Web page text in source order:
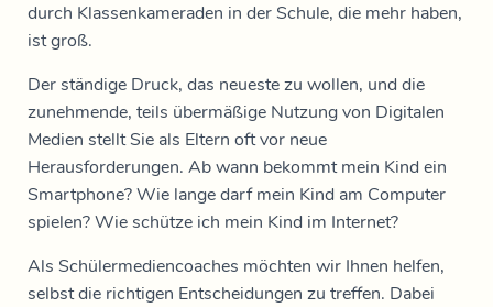
durch Klassenkameraden in der Schule, die mehr haben,
ist groß.
Der ständige Druck, das neueste zu wollen, und die
zunehmende, teils übermäßige Nutzung von Digitalen
Medien stellt Sie als Eltern oft vor neue
Herausforderungen. Ab wann bekommt mein Kind ein
Smartphone? Wie lange darf mein Kind am Computer
spielen? Wie schütze ich mein Kind im Internet?
Als Schülermediencoaches möchten wir Ihnen helfen,
selbst die richtigen Entscheidungen zu treffen. Dabei